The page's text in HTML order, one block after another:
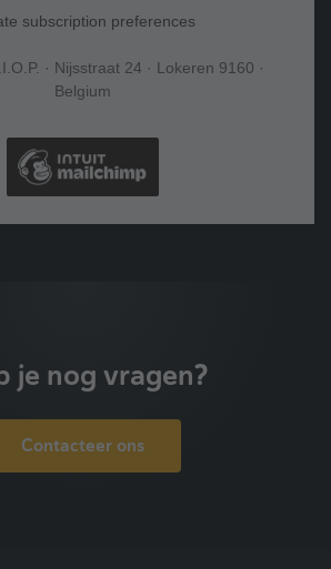
subscription preferences
· Nijsstraat 24 · Lokeren 9160 ·
Belgium
je nog vragen?
Contacteer ons